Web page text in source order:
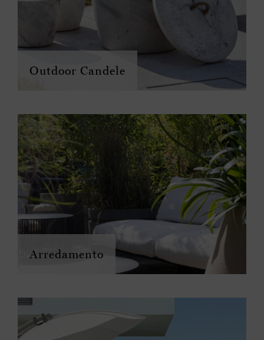
Outdoor Candele
Arredamento